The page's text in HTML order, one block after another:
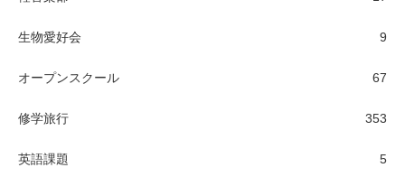
生物愛好会 9
オープンスクール 67
修学旅行 353
英語課題 5